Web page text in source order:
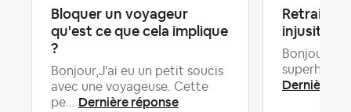
Bloquer un voyageur
qu'est ce que cela implique
?
Bonjour,J'ai eu un petit soucis
avec une voyageuse. Cette
pe... Dernière réponse
Retrait
injusitiés
Bonjour,
superhost
Dernière